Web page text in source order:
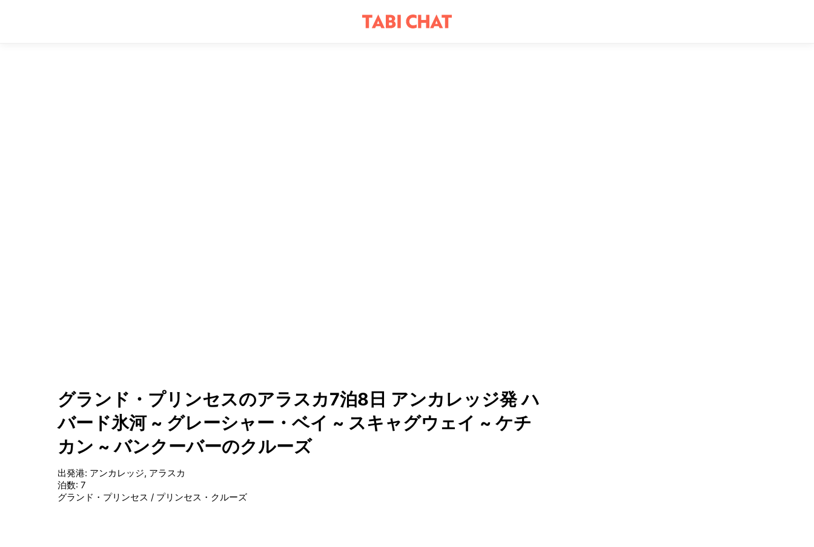
グランド・プリンセスのアラスカ7泊8日 アンカレッジ発 ハ
バード氷河 ~ グレーシャー・ベイ ~ スキャグウェイ ~ ケチ
カン ~ バンクーバーのクルーズ
出発港: アンカレッジ, アラスカ
泊数: 7
グランド・プリンセス / プリンセス・クルーズ